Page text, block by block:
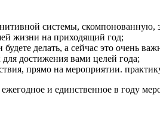
системы,
жизни на приходящий год;
делать, а сейчас это очень
достижения вами целей года;
прямо на мероприятии.
и единственное в году